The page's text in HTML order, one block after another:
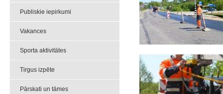
Publiskie iepirkumi
Vakances
Sporta aktivitātes
Tirgus izpēte
Pārskati un tāmes